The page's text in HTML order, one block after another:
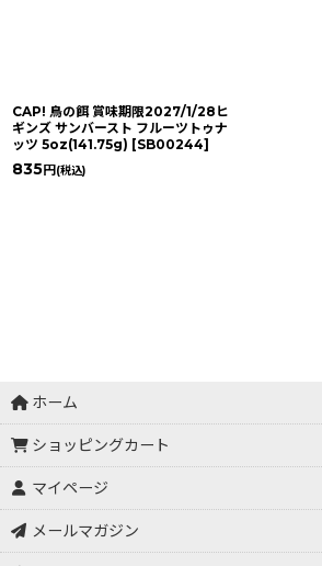
CAP! 鳥の餌 賞味期限2027/1/28ヒ
ギンズ サンバースト フルーツトゥナ
ッツ 5oz(141.75g) [SB00244]
835円 (税込)
ホーム
ショッピングカート
マイページ
メールマガジン